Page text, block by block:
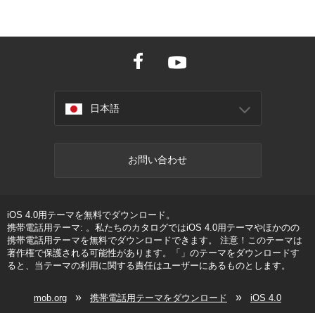
日本語
お問い合わせ
iOS 4.0用テーマを無料でダウンロード。
携帯電話用テーマ: 。私たちのカタログではiOS 4.0用テーマやほかのの
携帯電話用テーマを無料でダウンロードできます。 注意！このテーマは
著作権で保護される可能性があります。「」のテーマをダウンロードす
ると、当テーマの利用に関する責任はユーザーにあるものとします。
mob.org » 携帯電話用テーマをダウンロード » iOS 4.0